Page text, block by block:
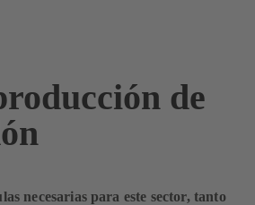
de
necesarias para este sector, tanto